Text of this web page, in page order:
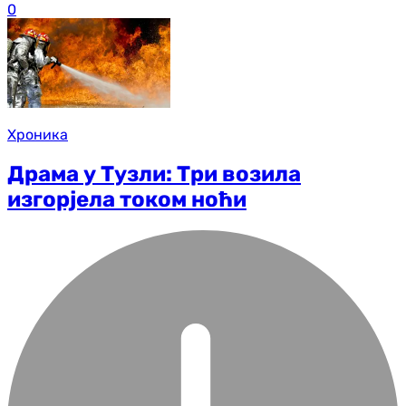
0
Хроника
Драма у Тузли: Три возила
изгорјела током ноћи